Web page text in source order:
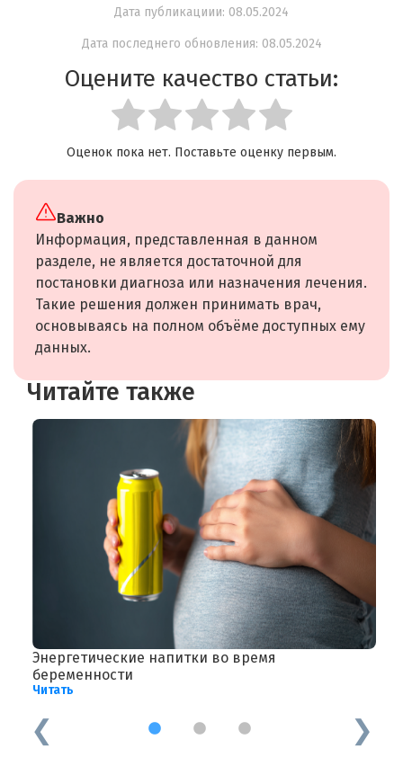
Дата публикациии: 08.05.2024
Дата последнего обновления: 08.05.2024
Оцените качество статьи:
Оценок пока нет. Поставьте оценку первым.
Важно
Информация, представленная в данном
разделе, не является достаточной для
постановки диагноза или назначения лечения.
Такие решения должен принимать врач,
основываясь на полном объёме доступных ему
данных.
Читайте также
Энергетические напитки во время
беременности
Читать
1 2 3